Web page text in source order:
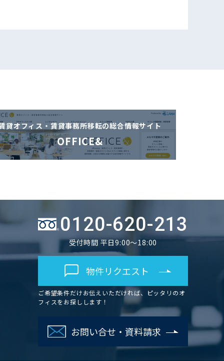
貸オフィス・賃貸事務所移転の総合情報サイト
OFFICE&
0120-620-213
受付時間 平日9:00～18:00
物件リクエスト
ご希望条件だけお伝えいただければ、ピッタリのオ
フィスをお探しします！
お問い合せ・資料請求